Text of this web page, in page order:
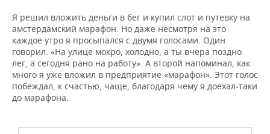
Я решил вложить деньги в бег и купил слот и путевку на
амстердамский марафон. Но даже несмотря на это
каждое утро я просыпался с двумя голосами. Один
говорил: «На улице мокро, холодно, а ты вчера поздно
лег, а сегодня рано на работу». А второй напоминал, как
много я уже вложил в предприятие «марафон». Этот голос
побеждал, к счастью, чаще, благодаря чему я доехал-таки
до марафона.